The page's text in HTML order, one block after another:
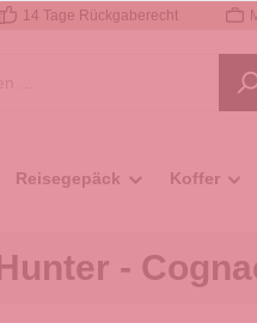
14 Tage Rückgaberecht
Reisegepäck Koffer
-